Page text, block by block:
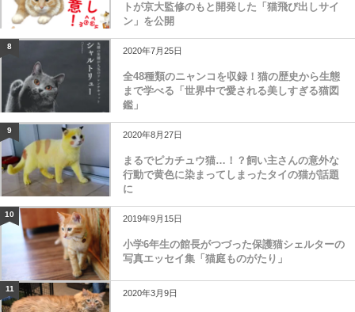
トが京大監修のもと開発した「猫飛び出しサイ
ン」を公開
8 2020年7月25日
全48種類のニャンコを収録！猫の歴史から生態
まで学べる「世界中で愛される美しすぎる猫図
鑑」
9 2020年8月27日
まるでピカチュウ猫…！？飼い主さんの意外な
行動で黄色に染まってしまったタイの猫が話題
に
10 2019年9月15日
小学6年生の館長がつづった保護猫シェルターの
写真エッセイ集「猫庭ものがたり」
11 2020年3月9日